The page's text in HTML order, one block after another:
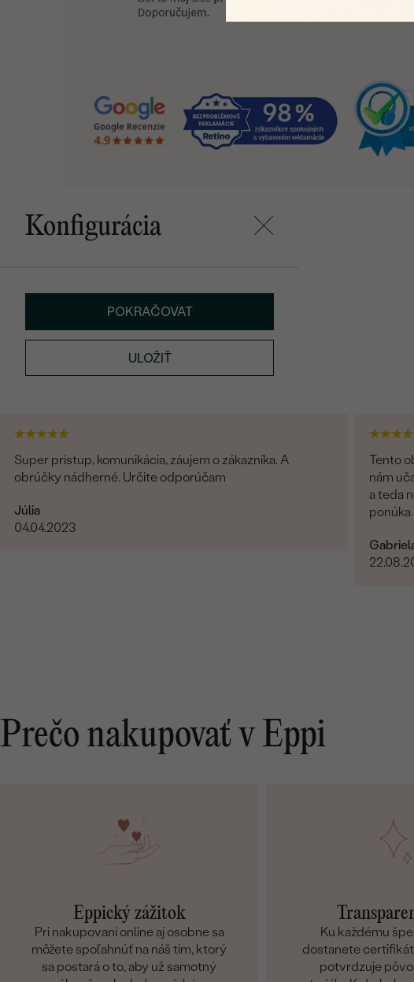
Konfigurácia
POKRAČOVAT
ULOŽIŤ
Super prístup, komunikácia, záujem o zákazníka. A
obrúčky nádherné. Určite odporúčam
Júlia
04.04.2023
Tento
nám
a teda
vždy
Prečo nakupovať v Eppi
Eppický zážitok
Pri nakupovaní online aj osobne sa
môžete spoľahnúť na náš tím, ktorý
sa postará o to, aby už samotný
Ku každému
dostanete
potvrdzuje